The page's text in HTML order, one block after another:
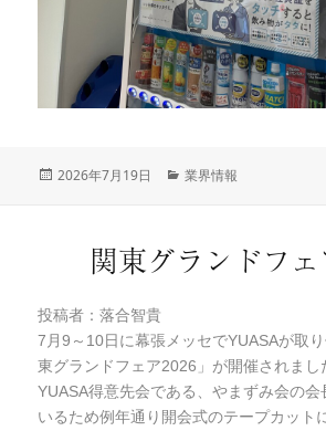
投
2026年7月19日
カ
ー
業界情報
関東グランドフェ
投稿者：落合智貴
7月9～10日に幕張メッセでYUASAが取
東グランドフェア2026」が開催されまし
YUASA得意先会である、やまずみ会の会
いるため例年通り開会式のテープカット